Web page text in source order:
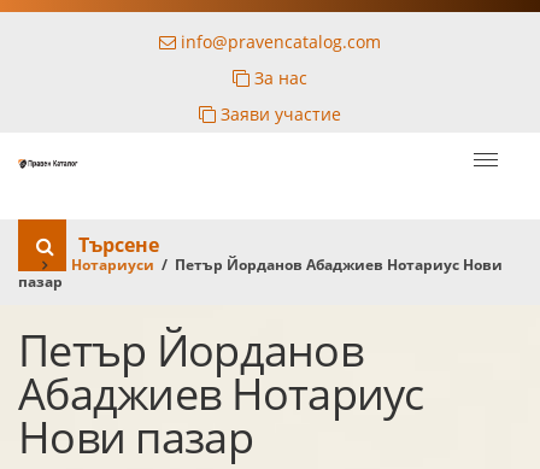
info@pravencatalog.com
За нас
Заяви участие
Търсене
Нотариуси / Петър Йорданов Абаджиев Нотариус Нови
пазар
Петър Йорданов
Абаджиев Нотариус
Нови пазар